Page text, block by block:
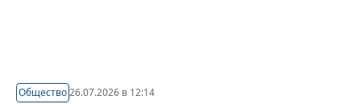
Общество26.07.2026 в 12:14